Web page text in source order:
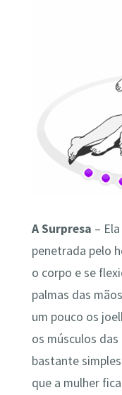
A Surpresa –
penetrada pelo
o corpo e se
palmas das
um pouco os
os músculos
bastante
que a mulher